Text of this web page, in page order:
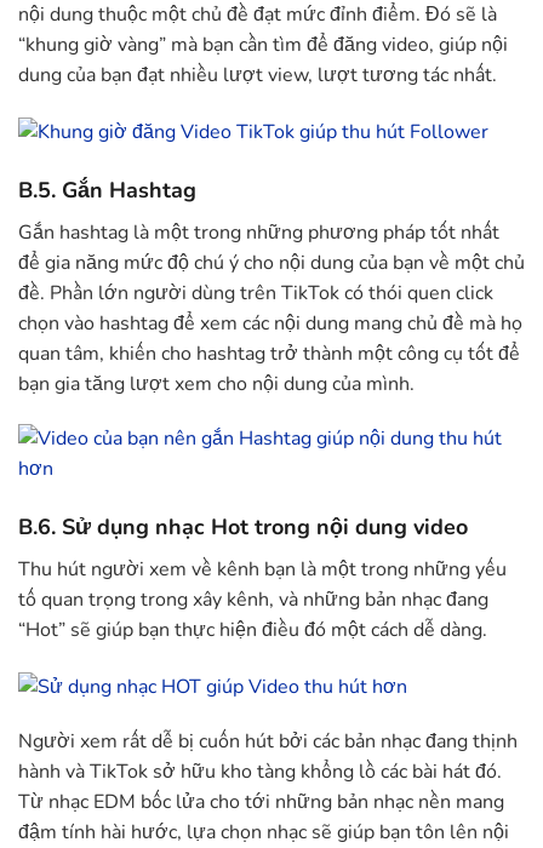
nội dung thuộc một chủ đề đạt mức đỉnh điểm. Đó sẽ là
“khung giờ vàng” mà bạn cần tìm để đăng video, giúp nội
dung của bạn đạt nhiều lượt view, lượt tương tác nhất.
B.5. Gắn Hashtag
Gắn hashtag là một trong những phương pháp tốt nhất
để gia năng mức độ chú ý cho nội dung của bạn về một chủ
đề. Phần lớn người dùng trên TikTok có thói quen click
chọn vào hashtag để xem các nội dung mang chủ đề mà họ
quan tâm, khiến cho hashtag trở thành một công cụ tốt để
bạn gia tăng lượt xem cho nội dung của mình.
B.6. Sử dụng nhạc Hot trong nội dung video
Thu hút người xem về kênh bạn là một trong những yếu
tố quan trọng trong xây kênh, và những bản nhạc đang
“Hot” sẽ giúp bạn thực hiện điều đó một cách dễ dàng.
Người xem rất dễ bị cuốn hút bởi các bản nhạc đang thịnh
hành và TikTok sở hữu kho tàng khổng lồ các bài hát đó.
Từ nhạc EDM bốc lửa cho tới những bản nhạc nền mang
đậm tính hài hước, lựa chọn nhạc sẽ giúp bạn tôn lên nội